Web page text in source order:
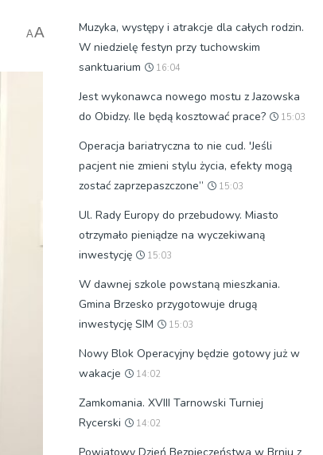
AA
Muzyka, występy i atrakcje dla całych rodzin.
W niedzielę festyn przy tuchowskim
sanktuarium
16:04
Jest wykonawca nowego mostu z Jazowska
do Obidzy. Ile będą kosztować prace?
15:03
Operacja bariatryczna to nie cud. 'Jeśli
pacjent nie zmieni stylu życia, efekty mogą
zostać zaprzepaszczone”
15:03
Ul. Rady Europy do przebudowy. Miasto
otrzymało pieniądze na wyczekiwaną
inwestycję
15:03
W dawnej szkole powstaną mieszkania.
Gmina Brzesko przygotowuje drugą
inwestycję SIM
15:03
Nowy Blok Operacyjny będzie gotowy już w
wakacje
14:02
Zamkomania. XVIII Tarnowski Turniej
Rycerski
14:02